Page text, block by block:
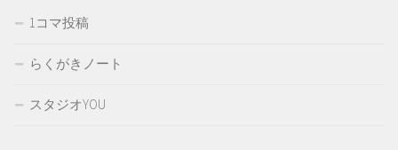
1コマ投稿
らくがきノート
スタジオYOU